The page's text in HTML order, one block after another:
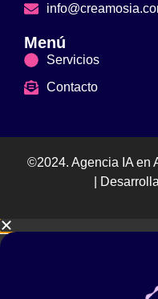
Menú
Servicios
Contacto
©2024. Agencia IA en
|